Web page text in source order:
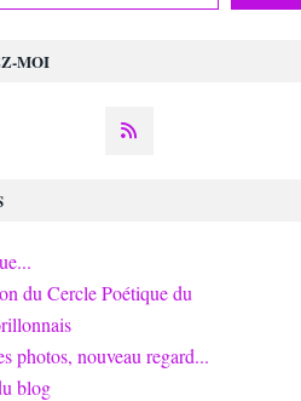
MOI
du Cercle Poétique du
photos, nouveau regard...
blog